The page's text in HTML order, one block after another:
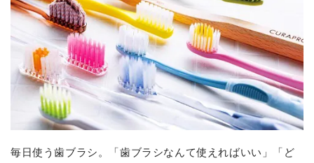
毎日使う歯ブラシ。「歯ブラシなんて使えればいい」「ど